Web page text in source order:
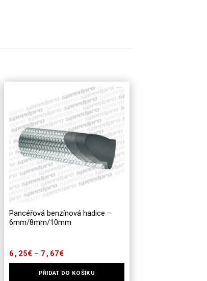
Pancéřová benzínová hadice –
6mm/8mm/10mm
6,25€ – 7,67€Rozpětí
až
PŘIDAT DO KOŠÍKU